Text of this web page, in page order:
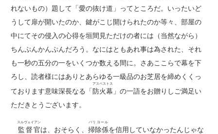
れないもの）題して「愛の抜け道」ってところだ。いったいど
うして扉が開いたのか、鍵がこじ開けられたのか等々、部屋の
中にてその侵入の心得を垣間見ただけの者には（当然ながら）
ちんぷんかんぷんだろう。なにはともあれ事は為された、それ
も一秒の五分の一をいくつか数える間に。さあここらで幕を下
ろし、読者様にはありとあらゆる一級品のお芝居を締めくくっ
ております意味深長なる「防火幕
アスベストス
」の一語をお贈りしご満足い
ただきとうございます。
監督官
スルヴェイアン
は、おそらく、掃除係
バリヨール
を信用していなかったんじゃな